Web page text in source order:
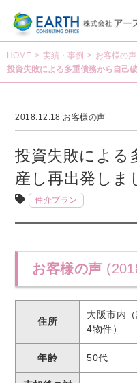
HOME > 実績・事例 > お客様の声
投資失敗による多重債務から自己
2018.12.18 お客様の声
投資失敗による
産し再出発しま
仲介プラン
お客様の声
住所
大阪市内
4物件）
年齢 50代